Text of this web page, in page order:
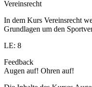
Vereinsrecht
In dem Kurs Vereinsrecht
Grundlagen um den
LE: 8
Feedback
Augen auf! Ohren auf!